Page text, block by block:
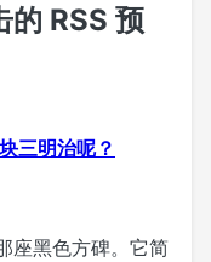
RSS 预
三明治呢？
座黑色方碑。它简